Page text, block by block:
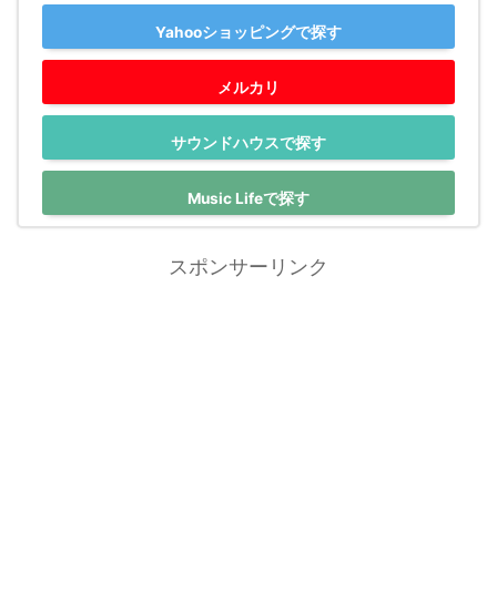
Yahooショッピングで探す
メルカリ
サウンドハウスで探す
Music Lifeで探す
スポンサーリンク